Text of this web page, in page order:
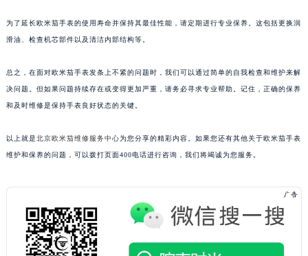
为了延长欧米茄手表的使用寿命并保持其最佳性能，请定期进行专业保养。这包括更换润
滑油、检查机芯部件以及清洁内部结构等。
总之，在面对欧米茄手表发条上不紧的问题时，我们可以通过简单的自我检查和维护来解
决问题。但如果问题持续存在或变得更加严重，请务必寻求专业帮助。记住，正确的保养
和及时维修是保持手表良好状态的关键。
以上就是北京欧米茄维修服务中心为您分享的精彩内容。如果您还有其他关于欧米茄手表
维护和保养的问题，可以拨打页面400电话进行咨询，我们将竭诚为您服务。